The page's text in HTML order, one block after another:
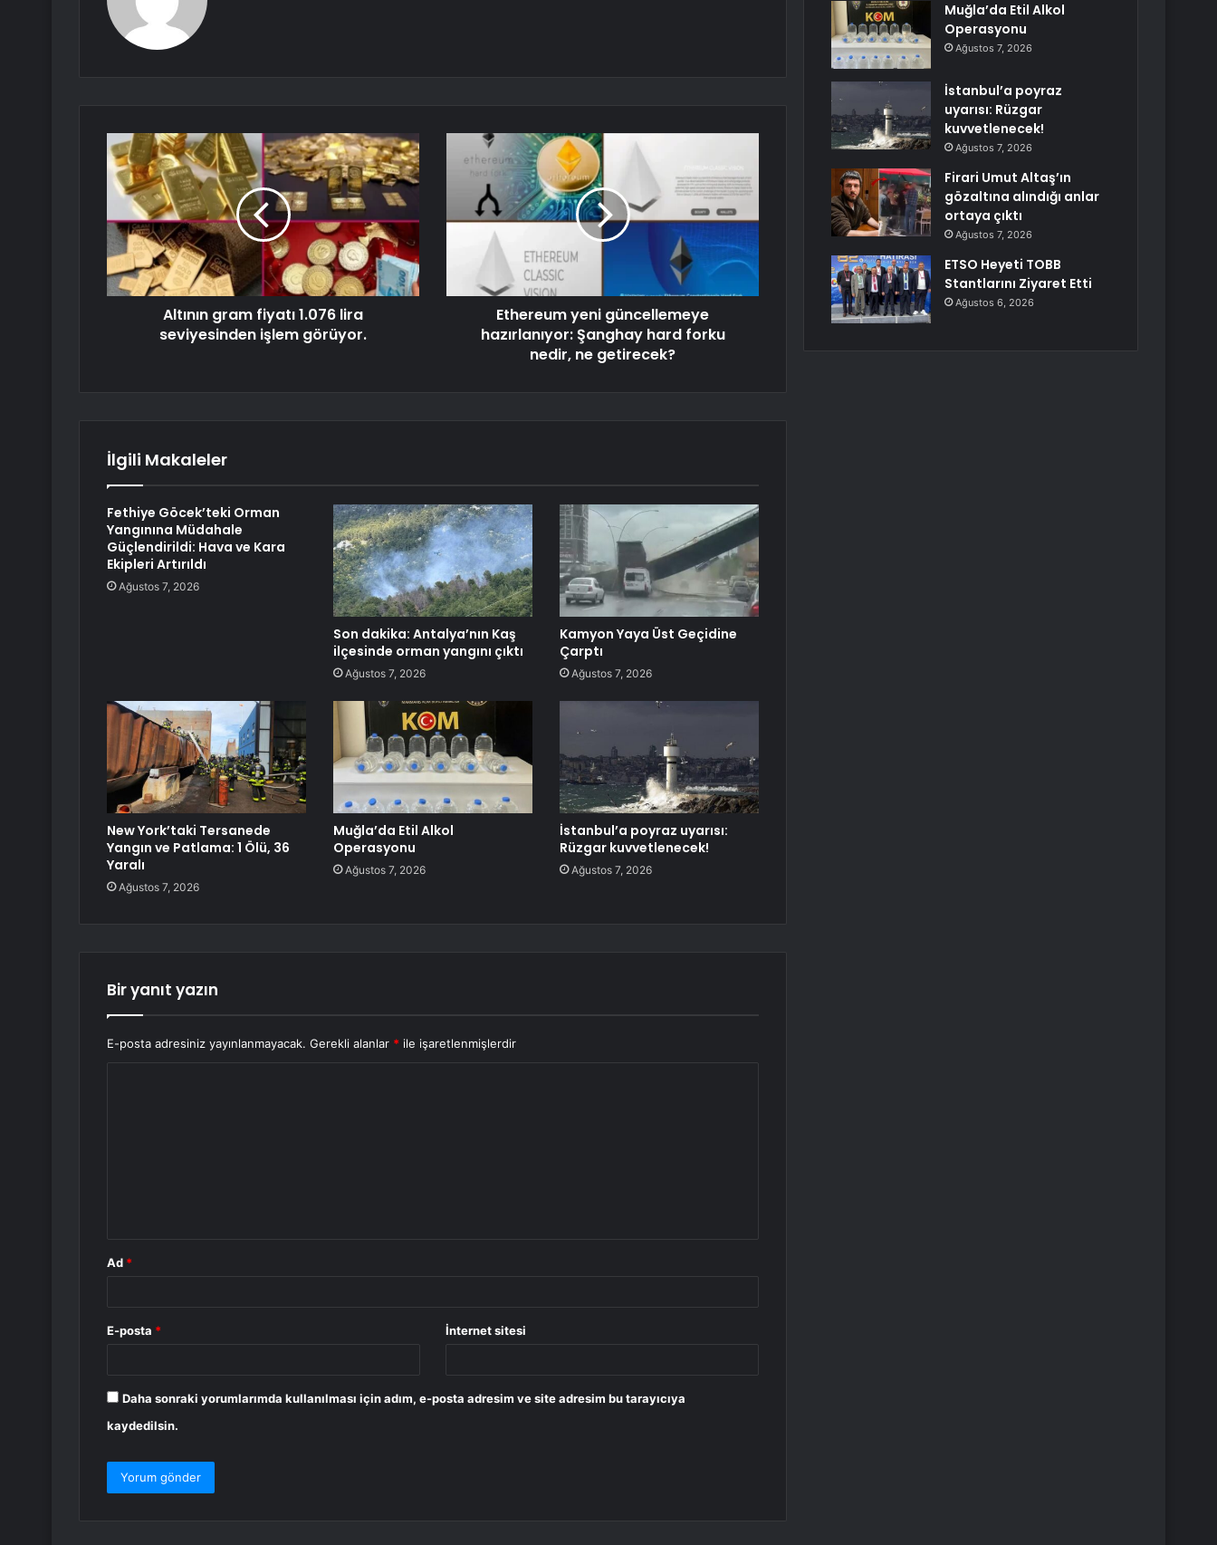
Altının gram fiyatı 1.076 lira
seviyesinden işlem görüyor.
Ethereum yeni güncellemeye
hazırlanıyor: Şanghay hard forku
nedir, ne getirecek?
İlgili Makaleler
Fethiye Göcek’teki Orman
Yangınına Müdahale
Güçlendirildi: Hava ve Kara
Ekipleri Artırıldı
Ağustos 7, 2026
Son dakika: Antalya’nın Kaş
ilçesinde orman yangını çıktı
Ağustos 7, 2026
Kamyon Yaya Üst Geçidine
Çarptı
Ağustos 7, 2026
New York’taki Tersanede
Yangın ve Patlama: 1 Ölü, 36
Yaralı
Ağustos 7, 2026
Muğla’da Etil Alkol
Operasyonu
Ağustos 7, 2026
İstanbul’a poyraz uyarısı:
Rüzgar kuvvetlenecek!
Ağustos 7, 2026
Bir yanıt yazın
E-posta adresiniz yayınlanmayacak. Gerekli alanlar * ile işaretlenmişlerdir
Ad *
E-posta * İnternet sitesi
Daha sonraki yorumlarımda kullanılması için adım, e-posta adresim ve site adresim bu tarayıcıya
kaydedilsin.
Muğla’da Etil Alkol
Operasyonu
Ağustos 7, 2026
İstanbul’a poyraz
uyarısı: Rüzgar
kuvvetlenecek!
Ağustos 7, 2026
Firari Umut Altaş’ın
gözaltına alındığı anlar
ortaya çıktı
Ağustos 7, 2026
ETSO Heyeti TOBB
Stantlarını Ziyaret Etti
Ağustos 6, 2026